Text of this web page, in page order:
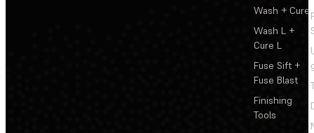
Wash + Cure
Wash L +
Cure L
Fuse Sift +
Fuse Blast
Finishing
Tools